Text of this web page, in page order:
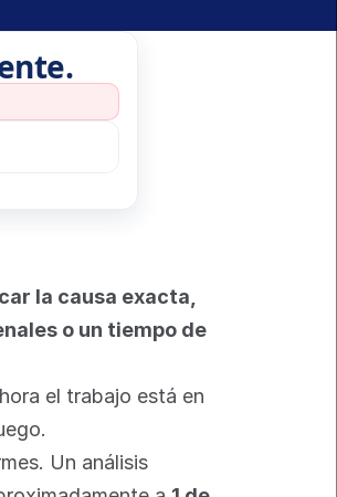
la causa exacta,
o un tiempo de
el trabajo está en
Un análisis